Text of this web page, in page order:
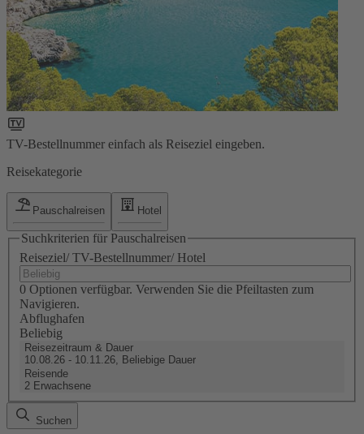
TV-Bestellnummer einfach als Reiseziel eingeben.
Reisekategorie
Pauschalreisen Hotel
Suchkriterien für Pauschalreisen
Reiseziel/ TV-Bestellnummer/ Hotel
0 Optionen verfügbar. Verwenden Sie die Pfeiltasten zum
Navigieren.
Abflughafen
Beliebig
Reisezeitraum & Dauer
10.08.26 - 10.11.26, Beliebige Dauer
Reisende
2 Erwachsene
Suchen